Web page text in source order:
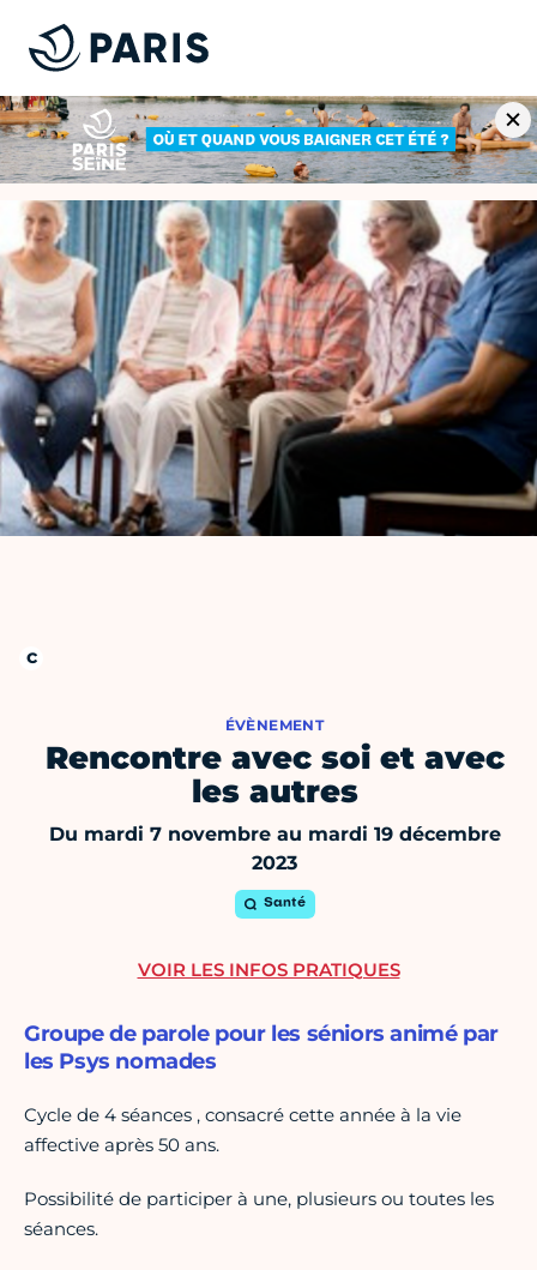
ÉVÈNEMENT
Rencontre avec soi et avec
les autres
Du mardi 7 novembre au mardi 19 décembre
2023
Santé
Groupe de parole pour les séniors animé par
les Psys nomades
Cycle de 4 séances , consacré cette année à la vie
affective après 50 ans.
Possibilité de participer à une, plusieurs ou toutes les
séances.
VOIR LES INFOS PRATIQUES